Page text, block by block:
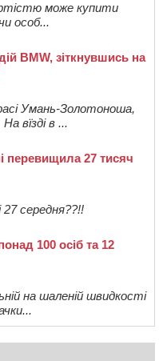
може купити
особ...
BMW, зіткнувшись на
Умань-Золотоноша,
вїзді в ...
перевищила 27 тисяч
середня??!!
100 осіб та 12
на шаленій швидкості